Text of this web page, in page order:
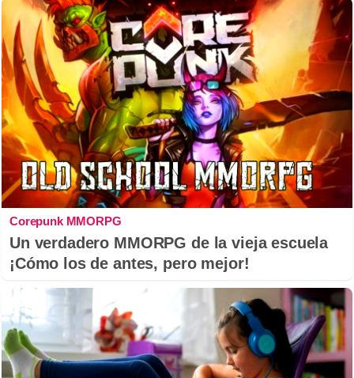
Corepunk MMORPG
Un verdadero MMORPG de la vieja escuela
¡Cómo los de antes, pero mejor!